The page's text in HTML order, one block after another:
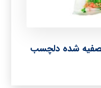
شده دلچسب